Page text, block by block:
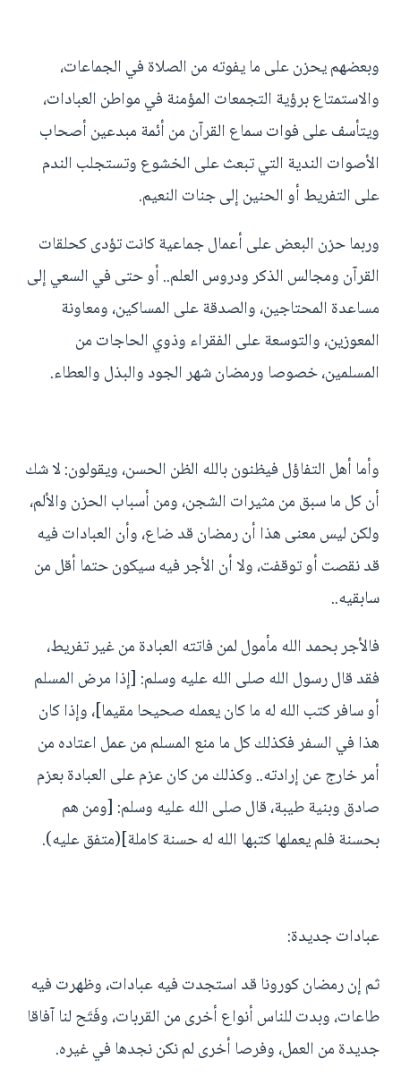
وبعضهم يحزن على ما يفوته من الصلاة في الجماعات،
والاستمتاع برؤية التجمعات المؤمنة في مواطن العبادات،
ويتأسف على فوات سماع القرآن من أئمة مبدعين أصحاب
الأصوات الندية التي تبعث على الخشوع وتستجلب الندم
على التفريط أو الحنين إلى جنات النعيم.
وربما حزن البعض على أعمال جماعية كانت تؤدى كحلقات
القرآن ومجالس الذكر ودروس العلم.. أو حتى في السعي إلى
مساعدة المحتاجين، والصدقة على المساكين، ومعاونة
المعوزين، والتوسعة على الفقراء وذوي الحاجات من
المسلمين، خصوصا ورمضان شهر الجود والبذل والعطاء.
وأما أهل التفاؤل فيظنون بالله الظن الحسن، ويقولون: لا شك
أن كل ما سبق من مثيرات الشجن، ومن أسباب الحزن والألم،
ولكن ليس معنى هذا أن رمضان قد ضاع، وأن العبادات فيه
قد نقصت أو توقفت، ولا أن الأجر فيه سيكون حتما أقل من
سابقيه..
فالأجر بحمد الله مأمول لمن فاتته العبادة من غير تفريط،
فقد قال رسول الله صلى الله عليه وسلم: [إذا مرض المسلم
أو سافر كتب الله له ما كان يعمله صحيحا مقيما]، وإذا كان
هذا في السفر فكذلك كل ما منع المسلم من عمل اعتاده من
أمر خارج عن إرادته.. وكذلك من كان عزم على العبادة بعزم
صادق وبنية طيبة، قال صلى الله عليه وسلم: [ومن هم
بحسنة فلم يعملها كتبها الله له حسنة كاملة](متفق عليه).
عبادات جديدة:
ثم إن رمضان كورونا قد استجدت فيه عبادات، وظهرت فيه
طاعات، وبدت للناس أنواع أخرى من القربات، وفَتَح لنا آفاقا
جديدة من العمل، وفرصا أخرى لم نكن نجدها في غيره.